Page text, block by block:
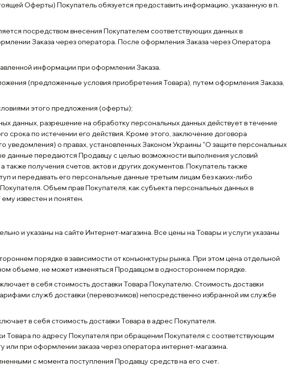
Оферты) Покупатель обязуется предоставить информацию, указанную в п.
посредством внесения Покупателем соответствующих данных в
Заказа через оператора. После оформления Заказа через Оператора
информации при оформлении Заказа.
(предложенные условия приобретения Товара), путем оформления Заказа,
этого предложения (оферты);
данных, разрешение на обработку персональных данных действует в течение
срока по истечении его действия. Кроме этого, заключение договора
уведомления) о правах, установленных Законом Украины "О защите персональных
данные передаются Продавцу с целью возможности выполнения условий
получения счетов, актов и других документов. Покупатель также
и передавать его персональные данные третьим лицам без каких-либо
Объем прав Покупателя, как субъекта персональных данных в
известен и понятен.
и указаны на сайте Интернет-магазина. Все цены на Товары и услуги указаны
порядке в зависимости от конъюнктуры рынка. При этом цена отдельной
объеме, не может изменяться Продавцом в одностороннем порядке.
в себя стоимость доставки Товара Покупателю. Стоимость доставки
служб доставки (перевозчиков) непосредственно избранной им службе
в себя стоимость доставки Товара в адрес Покупателя.
Товара по адресу Покупателя при обращении Покупателя с соответствующим
при оформлении заказа через оператора интернет-магазина.
с момента поступления Продавцу средств на его счет.